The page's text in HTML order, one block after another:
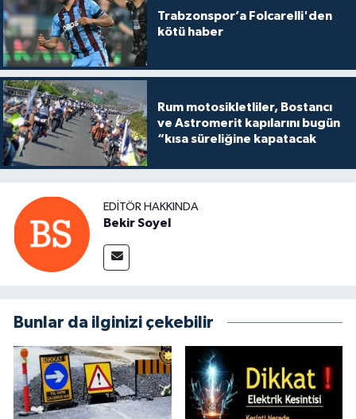
Trabzonspor’a Folcarelli'den
kötü haber
Rum motosikletliler, Bostancı
ve Astromerit kapılarını bugün
“kısa süreliğine kapatacak
EDITÖR HAKKINDA
Bekir Soyel
Bunlar da ilginizi çekebilir